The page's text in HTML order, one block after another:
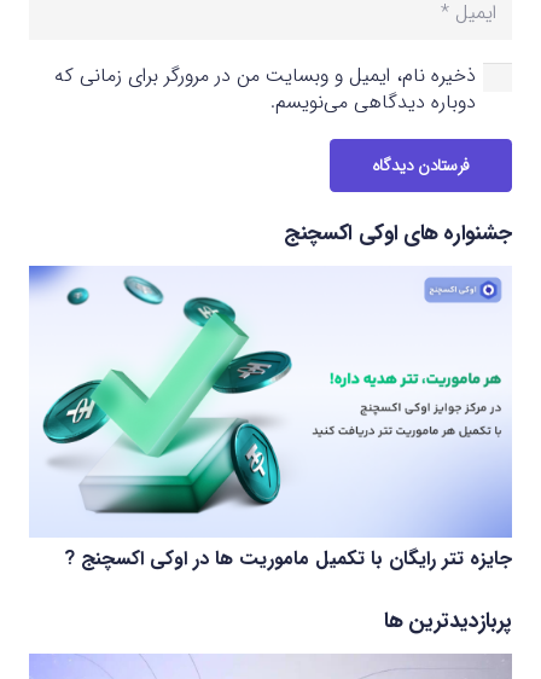
ذخیره نام، ایمیل و وبسایت من در مرورگر برای زمانی که
دوباره دیدگاهی می‌نویسم.
فرستادن دیدگاه
جشنواره های اوکی اکسچنج
جایزه تتر رایگان با تکمیل ماموریت ها در اوکی اکسچنج ?
پربازدیدترین ها